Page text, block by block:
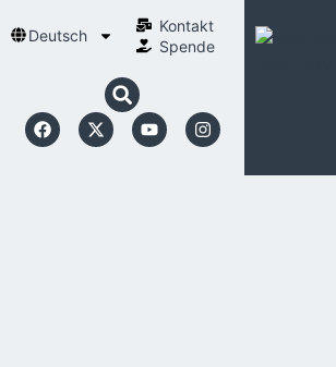
Deutsch
Kontakt
Spende